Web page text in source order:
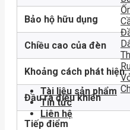
Tài liệu sản phẩm
Tin tức
Liên hệ
Bảo hộ hữu dụng
Chiều cao của đèn
Khoảng cách phát hiện
Đầu ra điều khiển
Tiếp điểm